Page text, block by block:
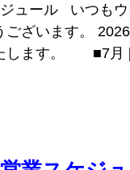
ュール いつも
ございます。
たします。 ■7